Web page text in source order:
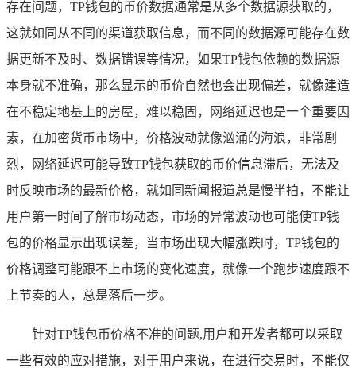
存在问题，TP钱包的币价数据通常是从多个数据源获取的，
这就如同从不同的渠道获取信息，而不同的数据源可能存在数
据更新不及时、数据错误等情况，如果TP钱包依赖的数据源
本身就不准确，那么显示的币价自然也会出现偏差，就像建造
在不稳定地基上的房屋，难以稳固，网络延迟也是一个重要因
素，在加密货币市场中，价格波动就像汹涌的海浪，非常剧
烈，网络延迟可能导致TP钱包获取的币价信息滞后，无法及
时反映市场的最新价格，就如同新闻报道总是慢半拍，不能让
用户第一时间了解市场动态，市场的异常波动也可能使TP钱
包的价格显示出现误差，当市场出现大幅涨跌时，TP钱包的
价格调整可能跟不上市场的变化速度，就像一个跑步速度跟不
上节奏的人，总是落后一步。
针对TP钱包币价格不准的问题,用户和开发者都可以采取
一些有效的应对措施，对于用户来说，在进行交易时，不能仅